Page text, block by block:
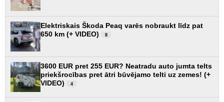
Elektriskais Škoda Peaq varēs nobraukt līdz pat
650 km (+ VIDEO)
8
3600 EUR pret 255 EUR? Neatradu auto jumta telts
priekšrocības pret ātri būvējamo telti uz zemes! (+
VIDEO)
4